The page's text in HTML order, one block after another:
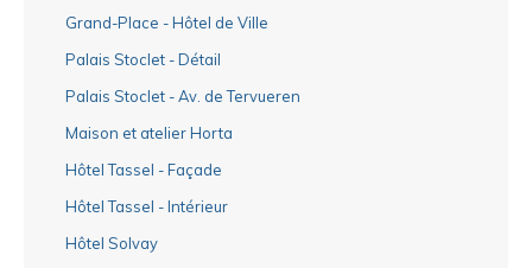
Grand-Place - Hôtel de Ville
Palais Stoclet - Détail
Palais Stoclet - Av. de Tervueren
Maison et atelier Horta
Hôtel Tassel - Façade
Hôtel Tassel - Intérieur
Hôtel Solvay